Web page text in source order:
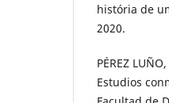
história de
2020.
PÉREZ
Estudios